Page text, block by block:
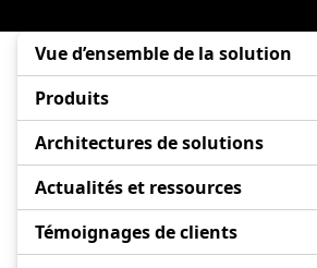
Vue d’ensemble de la solution
Produits
Architectures de solutions
Actualités et ressources
Témoignages de clients